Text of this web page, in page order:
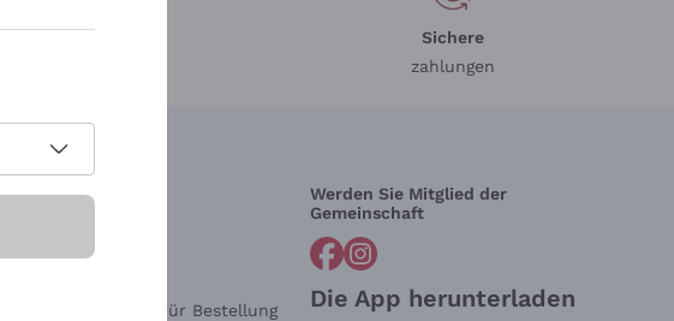
Sichere
zahlungen
Brauchen Sie Hilfe?
Widerrufsformular für Bestellung
Werden Sie Mitglied der
Gemeinschaft
Die App herunterladen